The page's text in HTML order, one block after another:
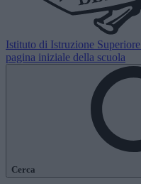
Istituto di Istruzione Superiore
pagina iniziale della scuola
Cerca